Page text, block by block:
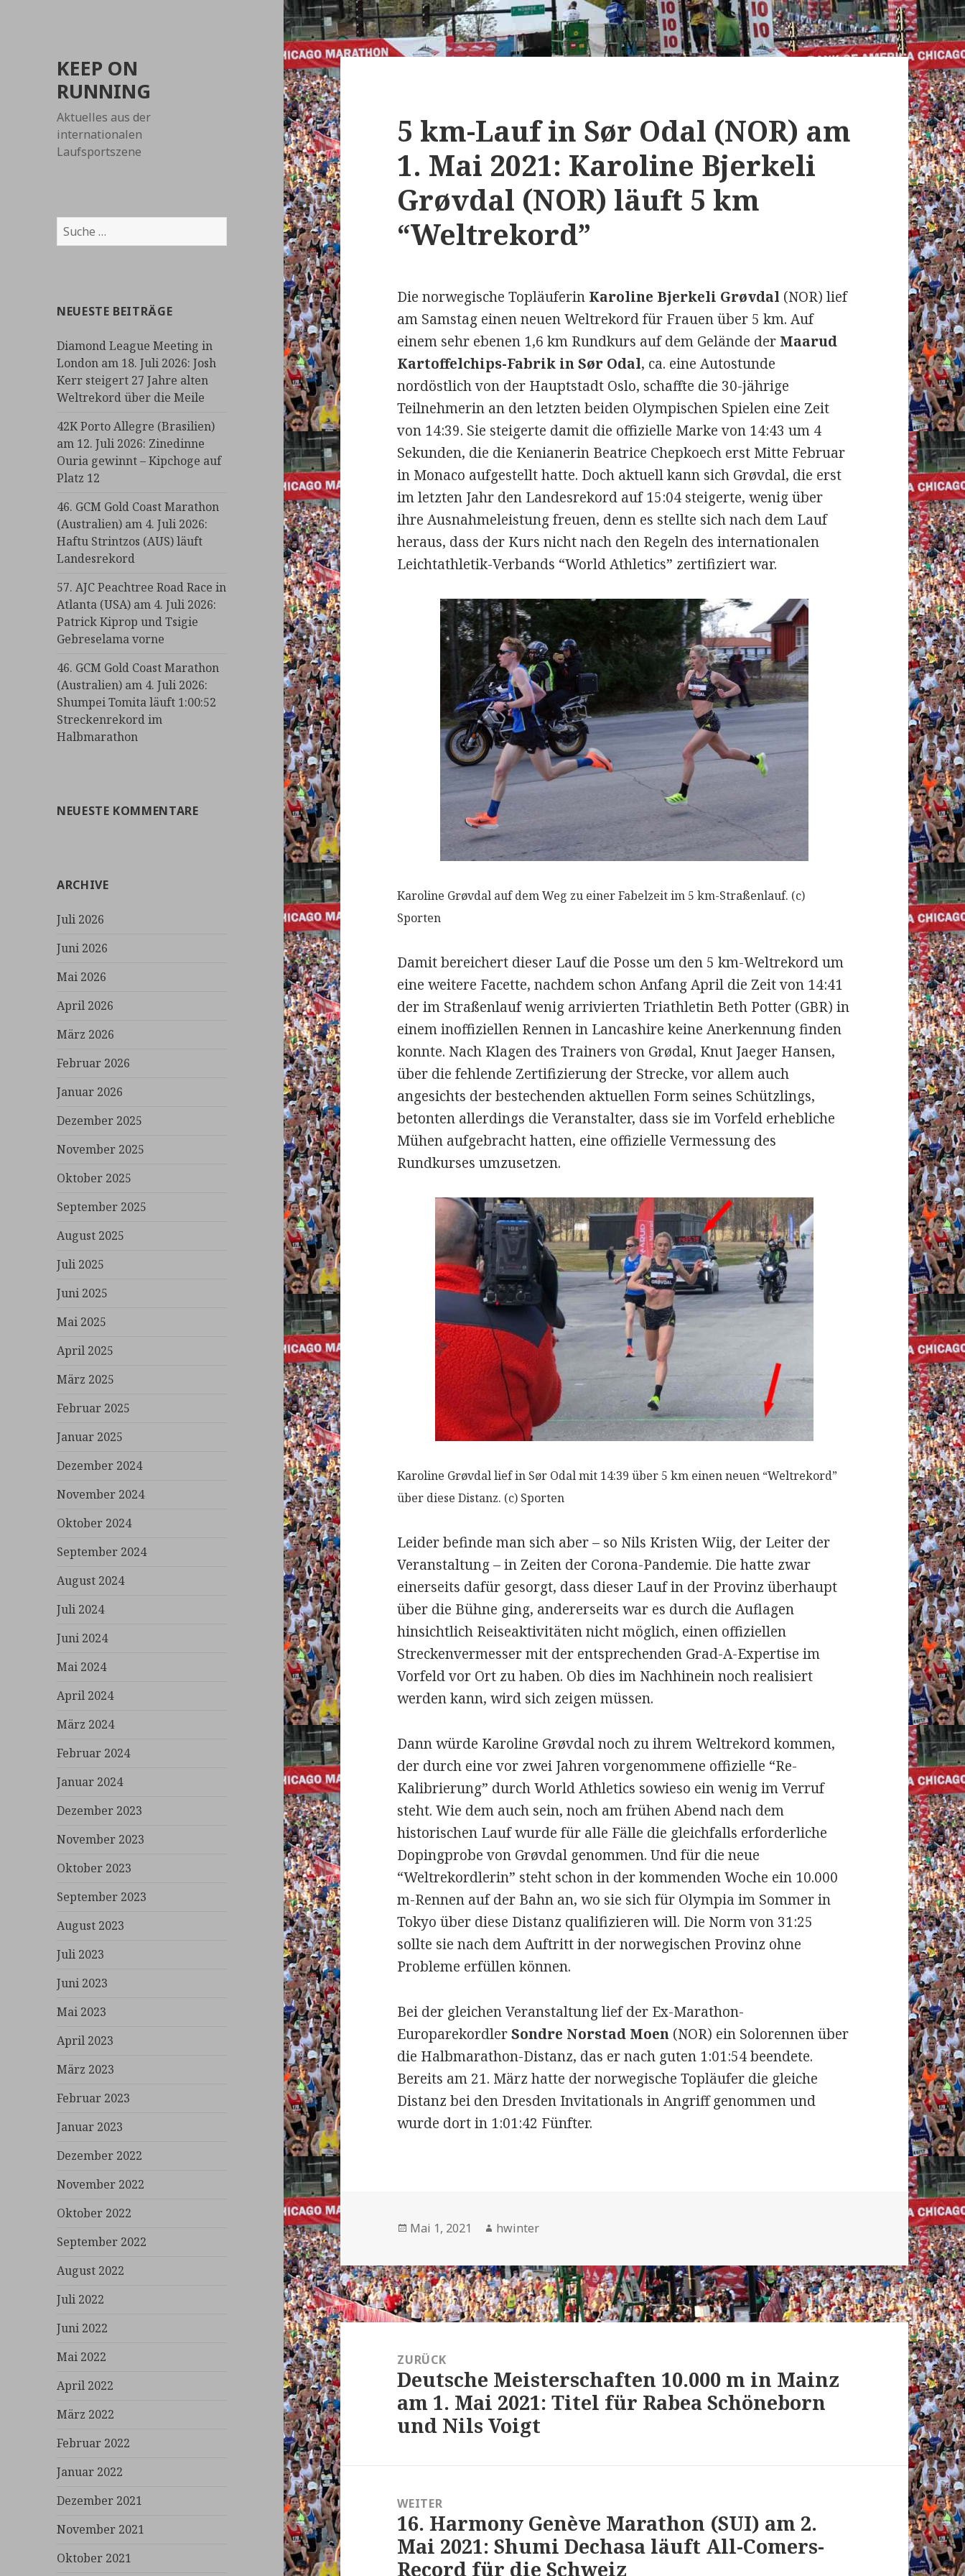
KEEP ON
RUNNING
Aktuelles aus der
internationalen
Laufsportszene
Suche
nach:
NEUESTE BEITRÄGE
Diamond League Meeting in
London am 18. Juli 2026: Josh
Kerr steigert 27 Jahre alten
Weltrekord über die Meile
42K Porto Allegre (Brasilien)
am 12. Juli 2026: Zinedinne
Ouria gewinnt – Kipchoge auf
Platz 12
46. GCM Gold Coast Marathon
(Australien) am 4. Juli 2026:
Haftu Strintzos (AUS) läuft
Landesrekord
57. AJC Peachtree Road Race in
Atlanta (USA) am 4. Juli 2026:
Patrick Kiprop und Tsigie
Gebreselama vorne
46. GCM Gold Coast Marathon
(Australien) am 4. Juli 2026:
Shumpei Tomita läuft 1:00:52
Streckenrekord im
Halbmarathon
NEUESTE KOMMENTARE
ARCHIVE
Juli 2026
Juni 2026
Mai 2026
April 2026
März 2026
Februar 2026
Januar 2026
Dezember 2025
November 2025
Oktober 2025
September 2025
August 2025
Juli 2025
Juni 2025
Mai 2025
April 2025
März 2025
Februar 2025
Januar 2025
Dezember 2024
November 2024
Oktober 2024
September 2024
August 2024
Juli 2024
Juni 2024
Mai 2024
April 2024
März 2024
Februar 2024
Januar 2024
Dezember 2023
November 2023
Oktober 2023
September 2023
August 2023
Juli 2023
Juni 2023
Mai 2023
April 2023
März 2023
Februar 2023
Januar 2023
Dezember 2022
November 2022
Oktober 2022
September 2022
August 2022
Juli 2022
Juni 2022
Mai 2022
April 2022
März 2022
Februar 2022
Januar 2022
Dezember 2021
November 2021
Oktober 2021
5 km-Lauf in Sør Odal (NOR) am
1. Mai 2021: Karoline Bjerkeli
Grøvdal (NOR) läuft 5 km
“Weltrekord”
Die norwegische Topläuferin Karoline Bjerkeli Grøvdal (NOR) lief
am Samstag einen neuen Weltrekord für Frauen über 5 km. Auf
einem sehr ebenen 1,6 km Rundkurs auf dem Gelände der Maarud
Kartoffelchips-Fabrik in Sør Odal, ca. eine Autostunde
nordöstlich von der Hauptstadt Oslo, schaffte die 30-jährige
Teilnehmerin an den letzten beiden Olympischen Spielen eine Zeit
von 14:39. Sie steigerte damit die offizielle Marke von 14:43 um 4
Sekunden, die die Kenianerin Beatrice Chepkoech erst Mitte Februar
in Monaco aufgestellt hatte. Doch aktuell kann sich Grøvdal, die erst
im letzten Jahr den Landesrekord auf 15:04 steigerte, wenig über
ihre Ausnahmeleistung freuen, denn es stellte sich nach dem Lauf
heraus, dass der Kurs nicht nach den Regeln des internationalen
Leichtathletik-Verbands “World Athletics” zertifiziert war.
Karoline Grøvdal auf dem Weg zu einer Fabelzeit im 5 km-Straßenlauf. (c)
Sporten
Damit bereichert dieser Lauf die Posse um den 5 km-Weltrekord um
eine weitere Facette, nachdem schon Anfang April die Zeit von 14:41
der im Straßenlauf wenig arrivierten Triathletin Beth Potter (GBR) in
einem inoffiziellen Rennen in Lancashire keine Anerkennung finden
konnte. Nach Klagen des Trainers von Grødal, Knut Jaeger Hansen,
über die fehlende Zertifizierung der Strecke, vor allem auch
angesichts der bestechenden aktuellen Form seines Schützlings,
betonten allerdings die Veranstalter, dass sie im Vorfeld erhebliche
Mühen aufgebracht hatten, eine offizielle Vermessung des
Rundkurses umzusetzen.
Karoline Grøvdal lief in Sør Odal mit 14:39 über 5 km einen neuen “Weltrekord”
über diese Distanz. (c) Sporten
Leider befinde man sich aber – so Nils Kristen Wiig, der Leiter der
Veranstaltung – in Zeiten der Corona-Pandemie. Die hatte zwar
einerseits dafür gesorgt, dass dieser Lauf in der Provinz überhaupt
über die Bühne ging, andererseits war es durch die Auflagen
hinsichtlich Reiseaktivitäten nicht möglich, einen offiziellen
Streckenvermesser mit der entsprechenden Grad-A-Expertise im
Vorfeld vor Ort zu haben. Ob dies im Nachhinein noch realisiert
werden kann, wird sich zeigen müssen.
Dann würde Karoline Grøvdal noch zu ihrem Weltrekord kommen,
der durch eine vor zwei Jahren vorgenommene offizielle “Re-
Kalibrierung” durch World Athletics sowieso ein wenig im Verruf
steht. Wie dem auch sein, noch am frühen Abend nach dem
historischen Lauf wurde für alle Fälle die gleichfalls erforderliche
Dopingprobe von Grøvdal genommen. Und für die neue
“Weltrekordlerin” steht schon in der kommenden Woche ein 10.000
m-Rennen auf der Bahn an, wo sie sich für Olympia im Sommer in
Tokyo über diese Distanz qualifizieren will. Die Norm von 31:25
sollte sie nach dem Auftritt in der norwegischen Provinz ohne
Probleme erfüllen können.
Bei der gleichen Veranstaltung lief der Ex-Marathon-
EuroparekordlerSondre Norstad Moen (NOR) ein Solorennen über
die Halbmarathon-Distanz, das er nach guten 1:01:54 beendete.
Bereits am 21. März hatte der norwegische Topläufer die gleiche
Distanz bei den Dresden Invitationals in Angriff genommen und
wurde dort in 1:01:42 Fünfter.
Veröffentlicht
Mai 1, 2021 Autor
hwinter
Beitrags-
NavigationZURÜCK
Vorheriger
Beitrag:
Deutsche Meisterschaften 10.000 m in Mainz
am 1. Mai 2021: Titel für Rabea Schöneborn
und Nils Voigt
WEITER
Nächster
Beitrag:
16. Harmony Genève Marathon (SUI) am 2.
Mai 2021: Shumi Dechasa läuft All-Comers-
Record für die Schweiz